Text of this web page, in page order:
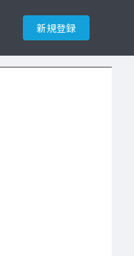
新規登録